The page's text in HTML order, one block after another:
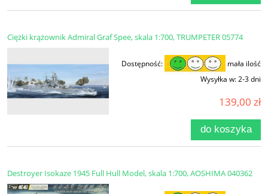
Ciężki krążownik Admiral Graf Spee, skala 1:700, TRUMPETER 05774
Dostępność:
mała ilość
Wysyłka w:2-3 dni
139,00 zł
do koszyka
Destroyer Isokaze 1945 Full Hull Model, skala 1:700, AOSHIMA 040362